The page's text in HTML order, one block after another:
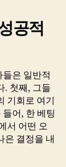
공적
은 일반적
. 첫째, 그들
기회로 여기
어, 한 베팅
서 어떤 오
은 결정을 내